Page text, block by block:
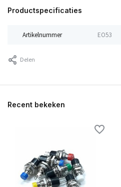
Productspecificaties
Artikelnummer EO53
Delen
Recent bekeken